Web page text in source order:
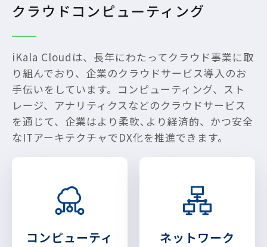
クラウドコンピューティング
iKala Cloudは、長年にわたってクラウド事業に取
り組んでおり、企業のクラウドサービス導入のお
手伝いをしています。コンピューティング、スト
レージ、アナリティクスなどのクラウドサービス
を通じて、企業はより柔軟､より経済的、かつ安全
なITアーキテクチャでDX化を推進できます。
コンピューティ
ネットワーク